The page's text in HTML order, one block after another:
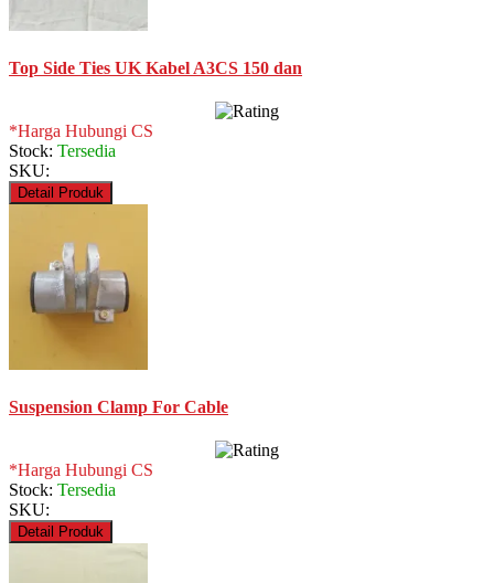
Top Side Ties UK Kabel A3CS 150 dan
*Harga Hubungi CS
Stock: Tersedia
SKU:
Detail Produk
Suspension Clamp For Cable
*Harga Hubungi CS
Stock: Tersedia
SKU:
Detail Produk